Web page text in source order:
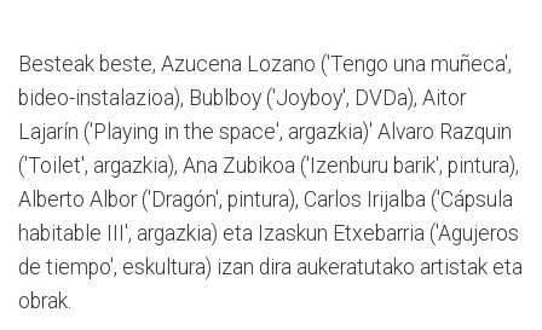
Besteak beste, Azucena Lozano ('Tengo una muñeca',
bideo-instalazioa), Bublboy ('Joyboy', DVDa), Aitor
Lajarín ('Playing in the space', argazkia)' Alvaro Razquin
('Toilet', argazkia), Ana Zubikoa ('Izenburu barik', pintura),
Alberto Albor ('Dragón', pintura), Carlos Irijalba ('Cápsula
habitable III', argazkia) eta Izaskun Etxebarria ('Agujeros
de tiempo', eskultura) izan dira aukeratutako artistak eta
obrak.